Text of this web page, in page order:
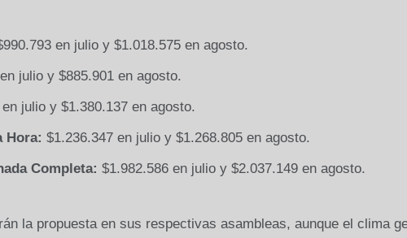
en julio y $1.018.575 en agosto.
julio y $885.901 en agosto.
julio y $1.380.137 en agosto.
Hora: $1.236.347 en julio y $1.268.805 en agosto.
Completa: $1.982.586 en julio y $2.037.149 en agosto.
la propuesta en sus respectivas asambleas, aunque el clima